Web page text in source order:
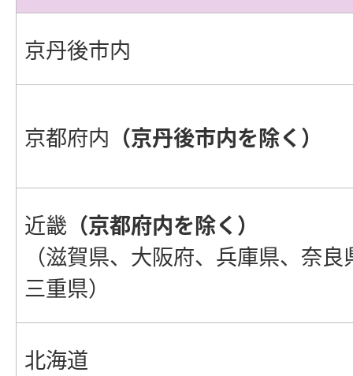
京丹後市内
京都府内 （京丹後市内を除く）
近畿 （京都府内を除く）
（滋賀県、大阪府、兵庫県、奈
三重県）
北海道